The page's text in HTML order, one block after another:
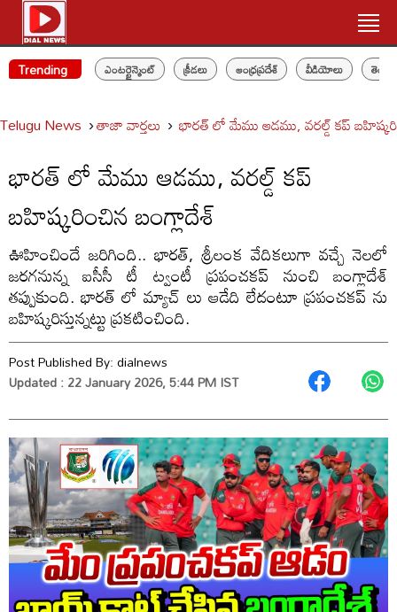
Trending ఎంటర్టైన్మెంట్ క్రీడలు ఆంధ్రప్రదేశ్ వీడియోలు
Telugu News తాజా వార్తలు భారత్ లో మేము ఆడము, వరల్డ్ కప్
భారత్ లో మేము ఆడము, వరల్డ్ కప్
బహిష్కరించిన బంగ్లాదేశ్
ఊహించిందే జరిగింది.. భారత్, శ్రీలంక వేదికలుగా వచ్చే నెలలో
జరగనున్న ఐసీసీ టీ ట్వంటీ ప్రపంచకప్ నుంచి బంగ్లాదేశ్
తప్పుకుంది. భారత్ లో మ్యాచ్ లు ఆడేది లేదంటూ ప్రపంచకప్ ను
బహిష్కరిస్తున్నట్టు ప్రకటించింది.
Post Published By:dialnews
Updated : 22 January 2026, 5:44 PM IST